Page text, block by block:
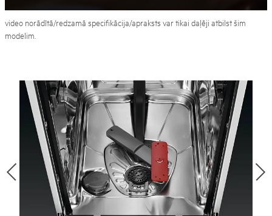
video norādītā/redzamā specifikācija/apraksts var tikai daļēji atbilst šim
modelim.